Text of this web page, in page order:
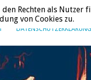
DATENSCHUTZERKLÄRUNG
Rechten als Nutzer
von Cookies zu.